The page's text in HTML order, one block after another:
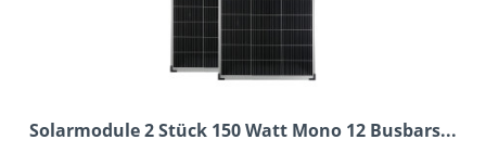
Solarmodule 2 Stück 150 Watt Mono 12 Busbars...